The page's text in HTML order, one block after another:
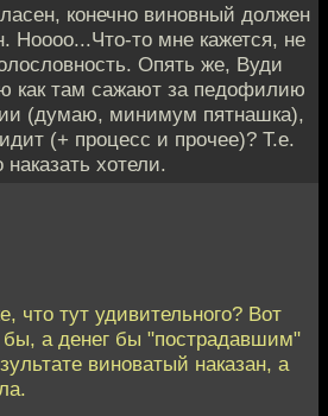
конечно виновный должен
Ноооо...Что-то мне кажется, не
Опять же, Вуди
как там сажают за педофилию
(думаю, минимум пятнашка),
(+ процесс и прочее)? Т.е.
хотели.
что тут удивительного? Вот
а денег бы "пострадавшим"
виноватый наказан, а